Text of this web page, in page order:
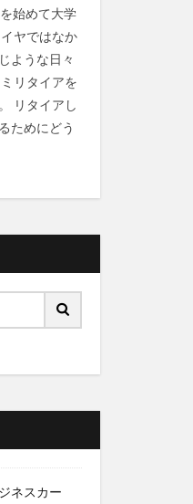
始めて大学
ヤではなか
ような日々
リタイアを
リタイアし
ためにどう
ネスカー